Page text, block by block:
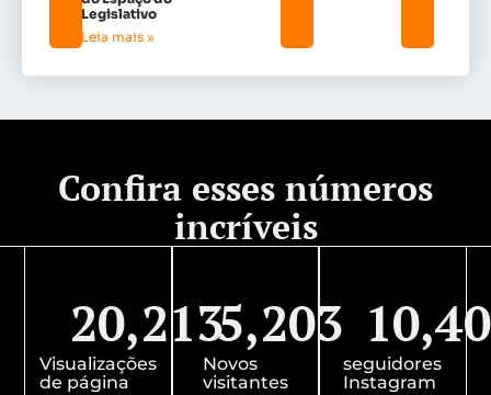
Legislativo
Leia mais »
Confira esses números
incríveis
Visualizações
de página
20,213
Novos
visitantes
5,203
seguidores
Instagram